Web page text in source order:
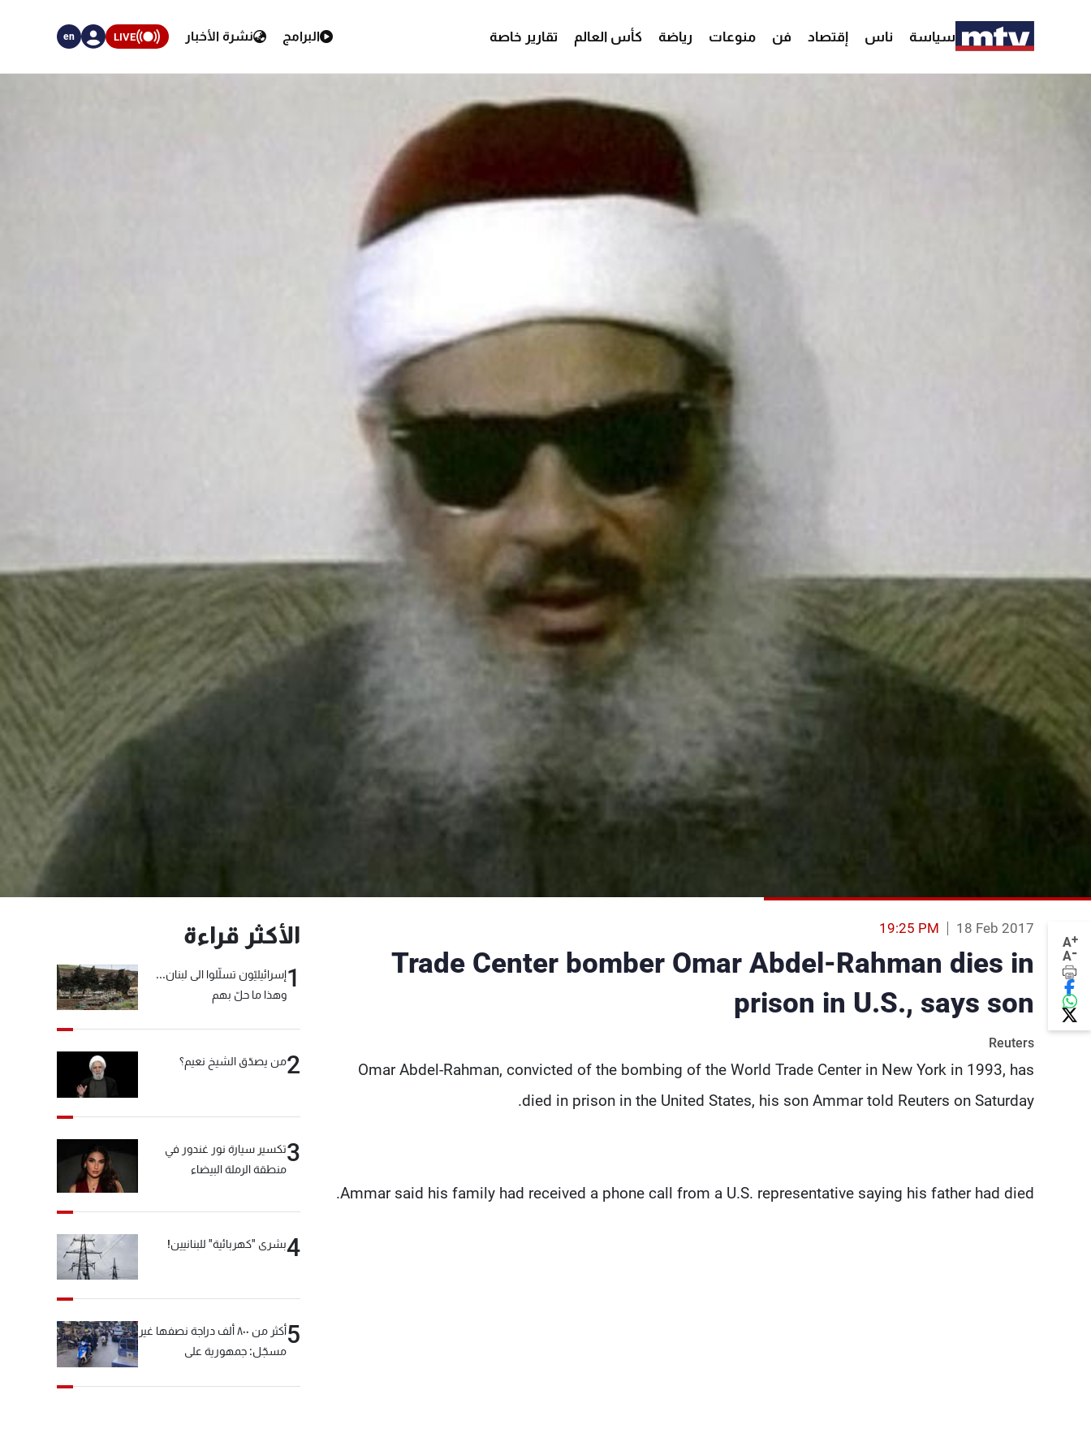
سياسة ناس إقتصاد فن منوعات رياضة كأس العالم تقارير خاصة البرامج نشرة الأخبار LIVE
en
A+
A-
18 Feb 2017
19:25 PM
Trade Center bomber Omar Abdel-Rahman dies in
prison in U.S., says son
Reuters
Omar Abdel-Rahman, convicted of the bombing of the World Trade Center in New York in 1993, has
died in prison in the United States, his son Ammar told Reuters on Saturday.
Ammar said his family had received a phone call from a U.S. representative saying his father had died.
الأكثر قراءة
1إسرائيليّون تسلّلوا الى لبنان...
وهذا ما حلّ بهم
2من يصدّق الشيخ نعيم؟
3تكسير سيارة نور غندور في
منطقة الرملة البيضاء
4بشرى "كهربائية" للبنانيين!
5
أكثر من ٨٠٠ ألف دراجة نصفها غير
مسجّل: جمهورية على